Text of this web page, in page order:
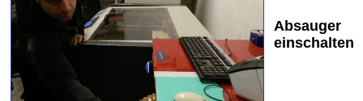
Absauger
einschalten